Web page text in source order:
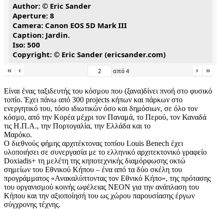
Author: © Eric Sander
Aperture: 8
Camera: Canon EOS 5D Mark III
Caption: Jardin.
Iso: 500
Copyright: © Eric Sander (ericsander.com)
«
‹ από4 › »
Είναι ένας ταξιδευτής του κόσμου που (ξανα)δίνει πνοή στο φυσικό
τοπίο. Έχει πάνω από 300 projects κήπων και πάρκων στο
ενεργητικό του, τόσο ιδιωτικών όσο και δημόσιων, σε όλο τον
κόσμο, από την Κορέα μέχρι τον Παναμά, το Περού, τον Καναδά
τις Η.Π.Α., την Πορτογαλία, την Ελλάδα και το
Ο διεθνούς φήμης αρχιτέκτονας τοπίου Louis Benech έχει
υλοποιήσει σε συνεργασία με το ελληνικό αρχιτεκτονικό γραφείο
Doxiadis+ τη μελέτη της κηποτεχνικής διαμόρφωσης οκτώ
σημείων του Εθνικού Κήπου – ένα από τα δύο σκέλη του
προγράμματος «Ανακαλύπτοντας τον Εθνικό Κήπο», της πρότασης
του οργανισμού κοινής ωφέλειας NEON για την ανάπλαση του
Κήπου και την αξιοποίησή του ως χώρου παρουσίασης έργων
σύγχρονης τέχνης.